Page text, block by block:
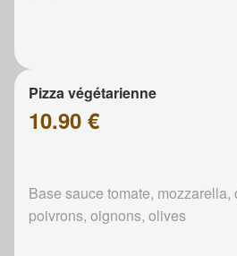
Pizza végétarienne
10.90 €
Base sauce tomate, mozzarella,
poivrons, oignons, olives